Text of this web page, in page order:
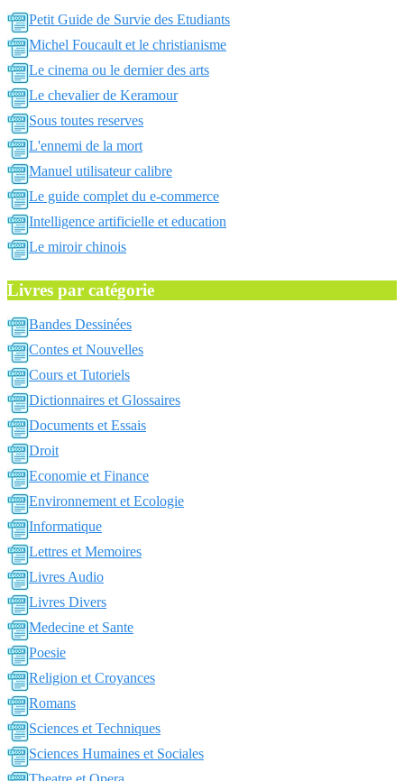
Petit Guide de Survie des Etudiants
Michel Foucault et le christianisme
Le cinema ou le dernier des arts
Le chevalier de Keramour
Sous toutes reserves
L'ennemi de la mort
Manuel utilisateur calibre
Le guide complet du e-commerce
Intelligence artificielle et education
Le miroir chinois
Livres par catégorie
Bandes Dessinées
Contes et Nouvelles
Cours et Tutoriels
Dictionnaires et Glossaires
Documents et Essais
Droit
Economie et Finance
Environnement et Ecologie
Informatique
Lettres et Memoires
Livres Audio
Livres Divers
Medecine et Sante
Poesie
Religion et Croyances
Romans
Sciences et Techniques
Sciences Humaines et Sociales